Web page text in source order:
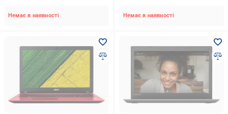
Немає в наявності Немає в наявності